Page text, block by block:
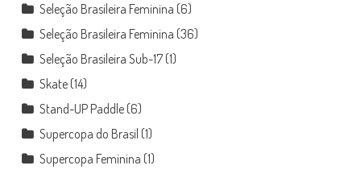
Seleção Brasileira Feminina (6)
Seleção Brasileira Feminina (36)
Seleção Brasileira Sub-17(1)
Skate(14)
Stand-UP Paddle(6)
Supercopa do Brasil (1)
Supercopa Feminina (1)